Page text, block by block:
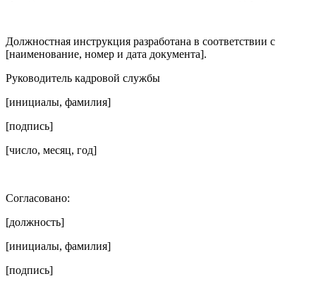
Должностная инструкция разработана в соответствии с
[наименование, номер и дата документа].
Руководитель кадровой службы
[инициалы, фамилия]
[подпись]
[число, месяц, год]
Согласовано:
[должность]
[инициалы, фамилия]
[подпись]